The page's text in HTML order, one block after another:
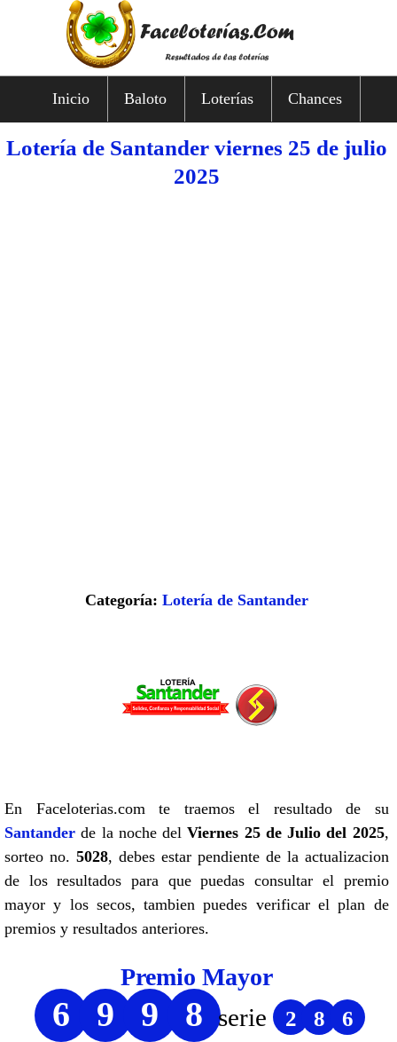
Inicio Baloto Loterías Chances
Lotería de Santander viernes 25 de julio
2025
Categoría: Lotería de Santander
En Faceloterias.com te traemos el resultado de su
Santander de la noche delViernes 25 de Julio del 2025,
sorteo no. 5028, debes estar pendiente de la actualizacion
de los resultados para que puedas consultar el premio
mayor y los secos, tambien puedes verificar el plan de
premios y resultados anteriores.
Premio Mayor
6 9 9 8 serie 2 8 6